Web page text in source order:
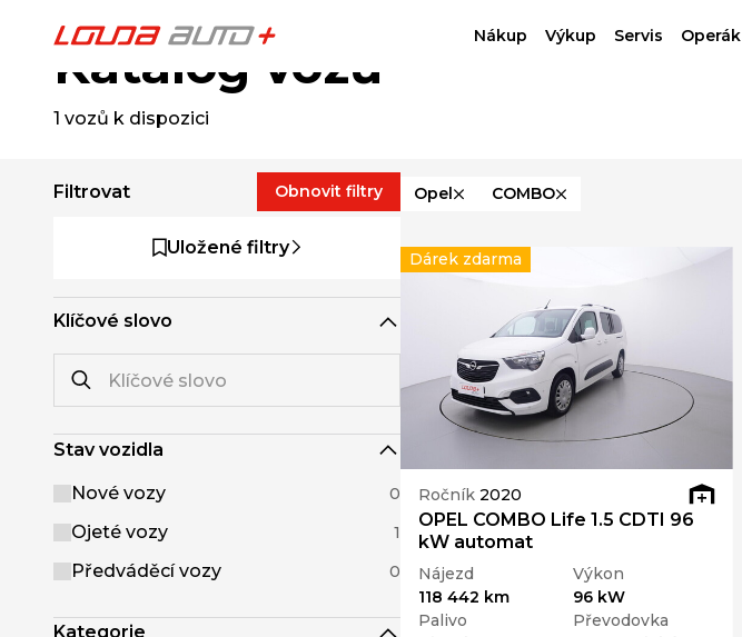
Nákup Výkup Servis Operák
Katalog vozů
1 vozů k dispozici
Filtrovat Obnovit filtry
Uložené filtry
Klíčové slovo
Stav vozidla
Nové vozy 0
Ojeté vozy 1
Předváděcí vozy 0
Kategorie
Opel COMBO
Ročník 2020
OPEL COMBO Life 1.5 CDTI 96
kW automat
Nájezd
118 442 km
Výkon
96 kW
Palivo
Převodovka
Dárek zdarma